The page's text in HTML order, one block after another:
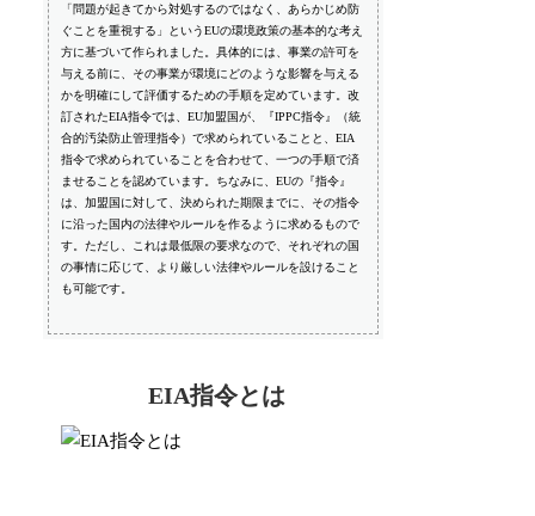
「問題が起きてから対処するのではなく、あらかじめ防
ぐことを重視する」というEUの環境政策の基本的な考え
方に基づいて作られました。具体的には、事業の許可を
与える前に、その事業が環境にどのような影響を与える
かを明確にして評価するための手順を定めています。改
訂されたEIA指令では、EU加盟国が、『IPPC指令』（統
合的汚染防止管理指令）で求められていることと、EIA
指令で求められていることを合わせて、一つの手順で済
ませることを認めています。ちなみに、EUの『指令』
は、加盟国に対して、決められた期限までに、その指令
に沿った国内の法律やルールを作るように求めるもので
す。ただし、これは最低限の要求なので、それぞれの国
の事情に応じて、より厳しい法律やルールを設けること
も可能です。
EIA指令とは